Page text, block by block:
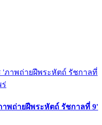
าพถ่ายฝีพระหัตถ์ รัชกาลที่ 9'